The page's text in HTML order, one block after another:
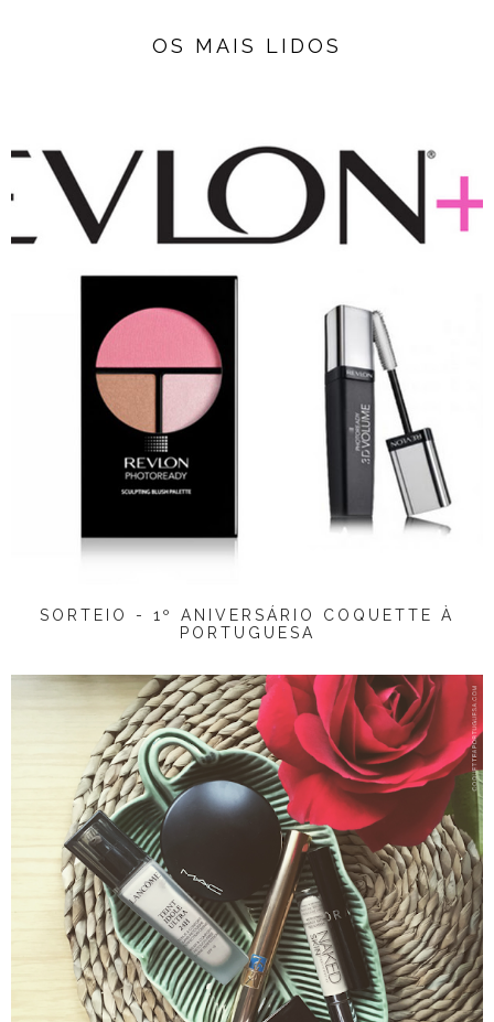
OS MAIS LIDOS
SORTEIO - 1º ANIVERSÁRIO COQUETTE À
PORTUGUESA